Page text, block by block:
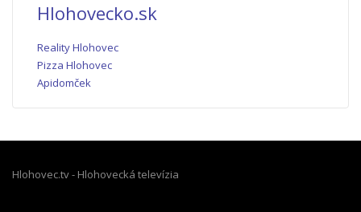
Hlohovecko.sk
Reality Hlohovec
Pizza Hlohovec
Apidomček
Hlohovec.tv - Hlohovecká televízia